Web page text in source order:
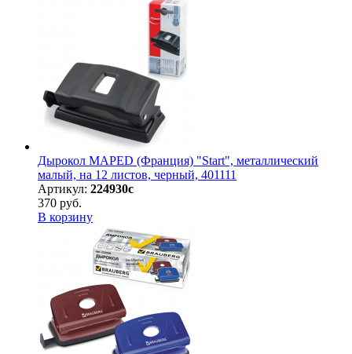
Дырокол MAPED (Франция) "Start", металлический
малый, на 12 листов, черный, 401111
Артикул: 224930с
370 руб.
В корзину